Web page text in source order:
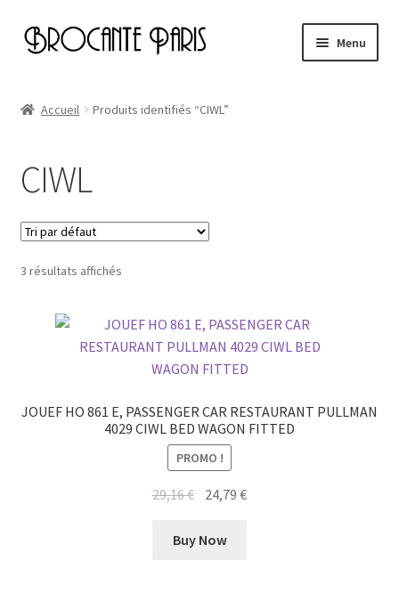
Aller
navigation
Aller
au
Menu
Checkout
My account
Page d’exemple
Accueil Produits identifiés “CIWL”
CIWL
3 résultats affichés
JOUEF HO 861 E, PASSENGER CAR RESTAURANT PULLMAN
4029 CIWL BED WAGON FITTED
PROMO !
29,16€ Le
initial
24,79€Le
Buy Now